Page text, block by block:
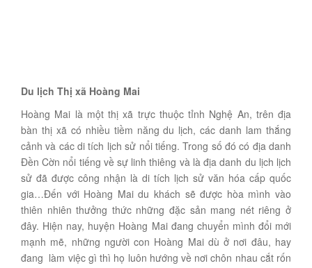
Du lịch Thị xã Hoàng Mai
Hoàng Mai là một thị xã trực thuộc tỉnh Nghệ An, trên địa
bàn thị xã có nhiều tiềm năng du lịch, các danh lam thắng
cảnh và các di tích lịch sử nổi tiếng. Trong số đó có địa danh
Đền Cờn nổi tiếng về sự linh thiêng và là địa danh du lịch lịch
sử đã được công nhận là di tích lịch sử văn hóa cấp quốc
gia…Đến với Hoàng Mai du khách sẽ được hòa mình vào
thiên nhiên thưởng thức những đặc sản mang nét riêng ở
đây. Hiện nay, huyện Hoàng Mai đang chuyển mình đổi mới
mạnh mẽ, những người con Hoàng Mai dù ở nơi đâu, hay
đang làm việc gì thì họ luôn hướng về nơi chôn nhau cắt rốn